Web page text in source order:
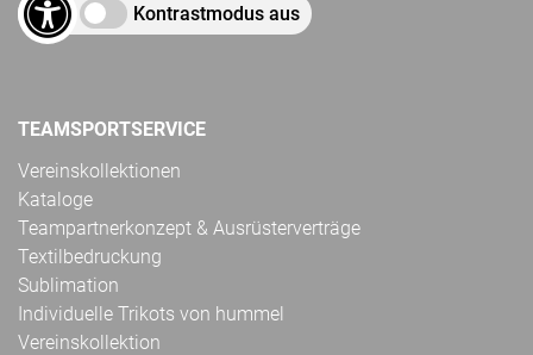
Kontrastmodus aus
TEAMSPORTSERVICE
Vereinskollektionen
Kataloge
Teampartnerkonzept & Ausrüsterverträge
Textilbedruckung
Sublimation
Individuelle Trikots von hummel
Vereinskollektion